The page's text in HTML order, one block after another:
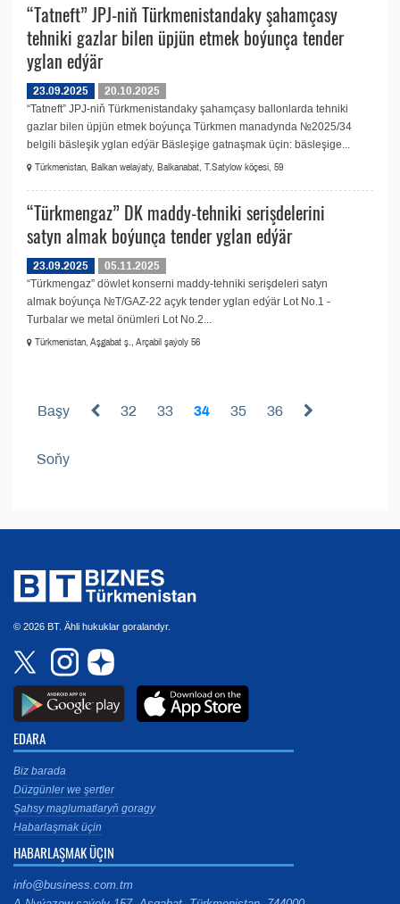
“Tatneft” JPJ-niň Türkmenistandaky şahamçasy
tehniki gazlar bilen üpjün etmek boýunça tender
yglan edýär
23.09.2025
20.10.2025
“Tatneft” JPJ-niň Türkmenistandaky şahamçasy ballonlarda tehniki
gazlar bilen üpjün etmek boýunça Türkmen manadynda №2025/34
belgili bäsleşik yglan edýär Bäsleşige gatnaşmak üçin: bäsleşige...
Türkmenistan, Balkan welaýaty, Balkanabat, T.Satylow köçesi, 59
“Türkmengaz” DK maddy-tehniki serişdelerini
satyn almak boýunça tender yglan edýär
23.09.2025
05.11.2025
“Türkmengaz” döwlet konserni maddy-tehniki serişdeleri satyn
almak boýunça №T/GAZ-22 açyk tender yglan edýär Lot No.1 -
Turbalar we metal önümleri Lot No.2...
Türkmenistan, Aşgabat ş., Arçabil şaýoly 56
Başy 32 33 34 35 36
Soňy
© 2026 BT. Ähli hukuklar goralandyr.
EDARA
Biz barada
Düzgünler we şertler
Şahsy maglumatlaryň goragy
Habarlaşmak üçin
HABARLAŞMAK ÜÇIN
info@business.com.tm